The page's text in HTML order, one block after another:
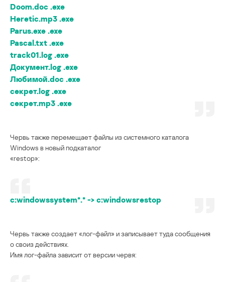
Doom.doc .exe
Heretic.mp3 .exe
Parus.exe .exe
Pascal.txt .exe
track01.log .exe
Документ.log .exe
Любимой.doc .exe
секрет.log .exe
секрет.mp3 .exe
Червь также перемещает файлы из системного каталога
Windows в новый подкаталог
«restop»:
c:windowssystem*.* -> c:windowsrestop
Червь также создает «лог-файл» и записывает туда сообщения
о своиз действиях.
Имя лог-файла зависит от версии червя: